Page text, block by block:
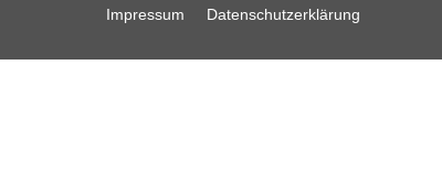
Impressum Datenschutzerklärung